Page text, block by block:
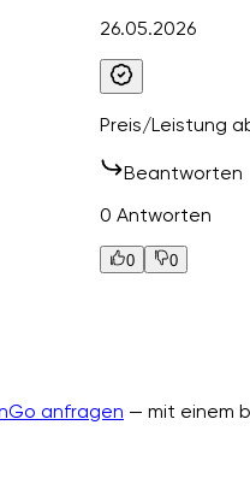
26.05.2026
Preis/Leistung
Beantworten
0 Antworten
0 0
anfragen — mit einem